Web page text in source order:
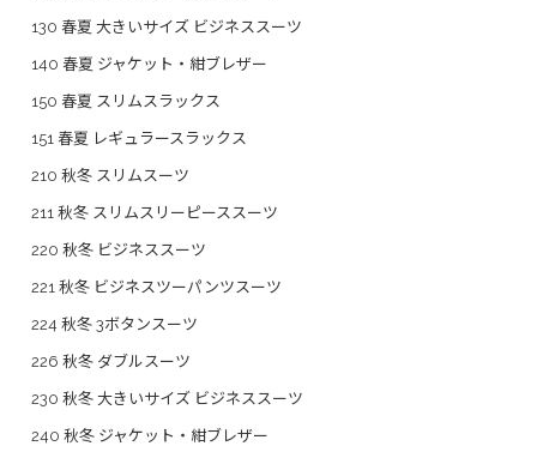
130 春夏 大きいサイズ ビジネススーツ
140 春夏 ジャケット・紺ブレザー
150 春夏 スリムスラックス
151 春夏 レギュラースラックス
210 秋冬 スリムスーツ
211 秋冬 スリムスリーピーススーツ
220 秋冬 ビジネススーツ
221 秋冬 ビジネスツーパンツスーツ
224 秋冬 3ボタンスーツ
226 秋冬 ダブルスーツ
230 秋冬 大きいサイズ ビジネススーツ
240 秋冬 ジャケット・紺ブレザー